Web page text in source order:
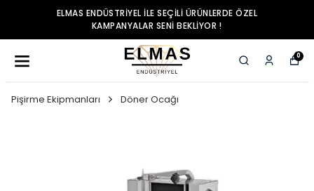
ELMAS ENDÜSTRIYEL ILE SEÇILI ÜRÜNLERDE ÖZEL
KAMPANYALAR SENI BEKLIYOR !
0
Pişirme Ekipmanları Döner Ocağı